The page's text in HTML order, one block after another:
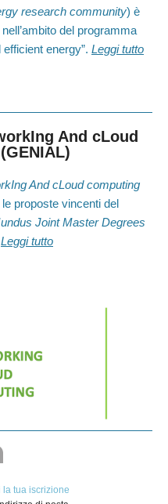
research community) è
del programma
energy”. Leggi tutto
And cLoud
And cLoud computing
proposte vincenti del
Joint Master Degrees
Leggi tutto
la tua iscrizione